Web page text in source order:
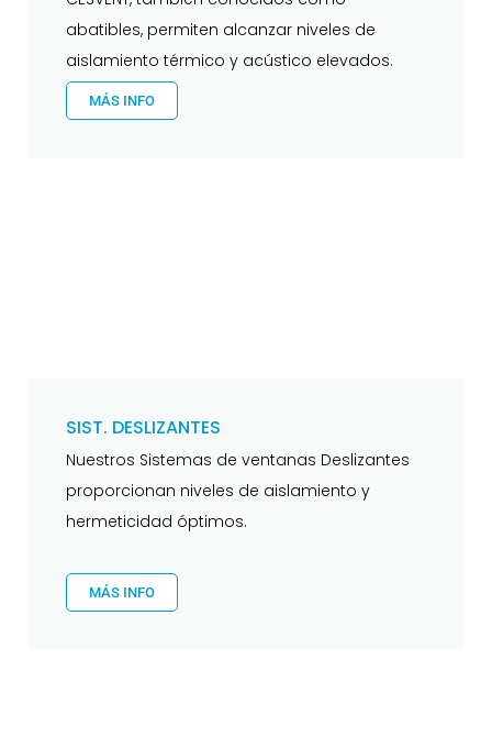
abatibles, permiten alcanzar niveles de
aislamiento térmico y acústico elevados.
MÁS INFO
SIST. DESLIZANTES
Nuestros Sistemas de ventanas Deslizantes
proporcionan niveles de aislamiento y
hermeticidad óptimos.
MÁS INFO